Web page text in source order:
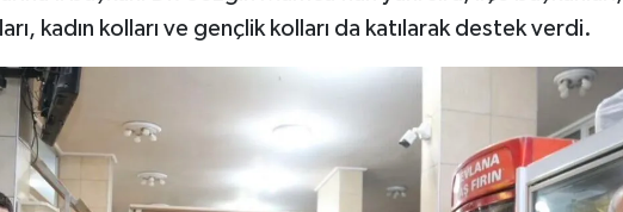
kadın kolları ve gençlik kolları da katılarak destek verdi.